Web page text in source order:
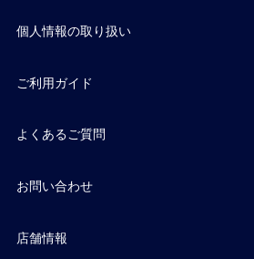
個人情報の取り扱い
ご利用ガイド
よくあるご質問
お問い合わせ
店舗情報